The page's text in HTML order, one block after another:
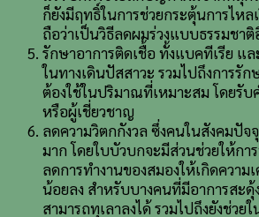
ก็ยังมีฤทธิ์ในการช่วยกระตุ้นการไหล
ถือว่าเป็นวิธีลดผมร่วงแบบธรรมชา
รักษาอาการติดเชื้อ ทั้งแบคทีเรีย แล
ในทางเดินปัสสาวะ รวมไปถึงการรั
ต้องใช้ในปริมาณที่เหมาะสม โดยรั
หรือผู้เชี่ยวชาญ
ลดความวิตกกังวล ซึ่งคนในสังคมปั
มาก โดยใบบัวบกจะมีส่วนช่วยให้ก
ลดการทำงานของสมองให้เกิดความ
น้อยลง สำหรับบางคนที่มีอาการสะดุ้
สามารถทุเลาลงได้ รวมไปถึงยังช่วย